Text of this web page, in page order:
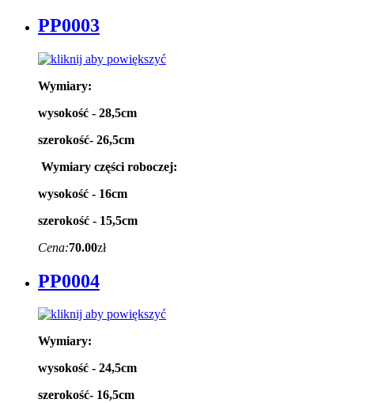
PP0003
Wymiary:
wysokość - 28,5cm
szerokość- 26,5cm
Wymiary części roboczej:
wysokość - 16cm
szerokość - 15,5cm
Cena:70.00zł
PP0004
Wymiary:
wysokość - 24,5cm
szerokość- 16,5cm